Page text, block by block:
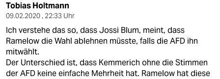
Tobias Holtmann
09.02.2020 , 22:33 Uhr
Ich verstehe das so, dass Jossi Blum, meint, dass
Ramelow die Wahl ablehnen müsste, falls die AFD ihn
mitwählt.
Der Unterschied ist, dass Kemmerich ohne die Stimmen
der AFD keine einfache Mehrheit hat. Ramelow hat diese